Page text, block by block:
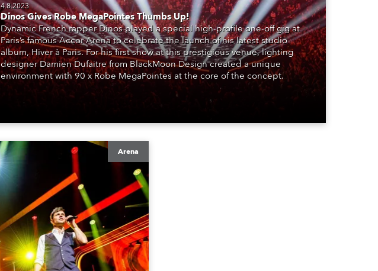
4.8.2023
Dinos Gives Robe MegaPointes Thumbs Up!
Dynamic French rapper Dinos played a special high-profile one-off gig at
Paris’s famous Accor Arena to celebrate the launch of his latest studio
album, Hiver à Paris. For his first show at this prestigious venue, lighting
designer Damien Dufaitre from BlackMoon Design created a unique
environment with 90 x Robe MegaPointes at the core of the concept.
Arena